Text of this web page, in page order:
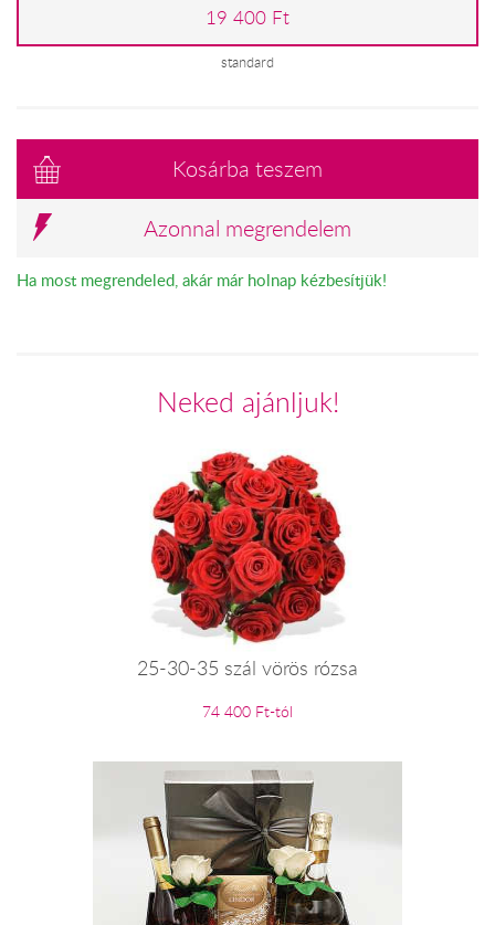
19 400 Ft
standard
Kosárba teszem
Azonnal megrendelem
Ha most megrendeled, akár már holnap kézbesítjük!
Neked ajánljuk!
25-30-35 szál vörös rózsa
74 400 Ft-tól